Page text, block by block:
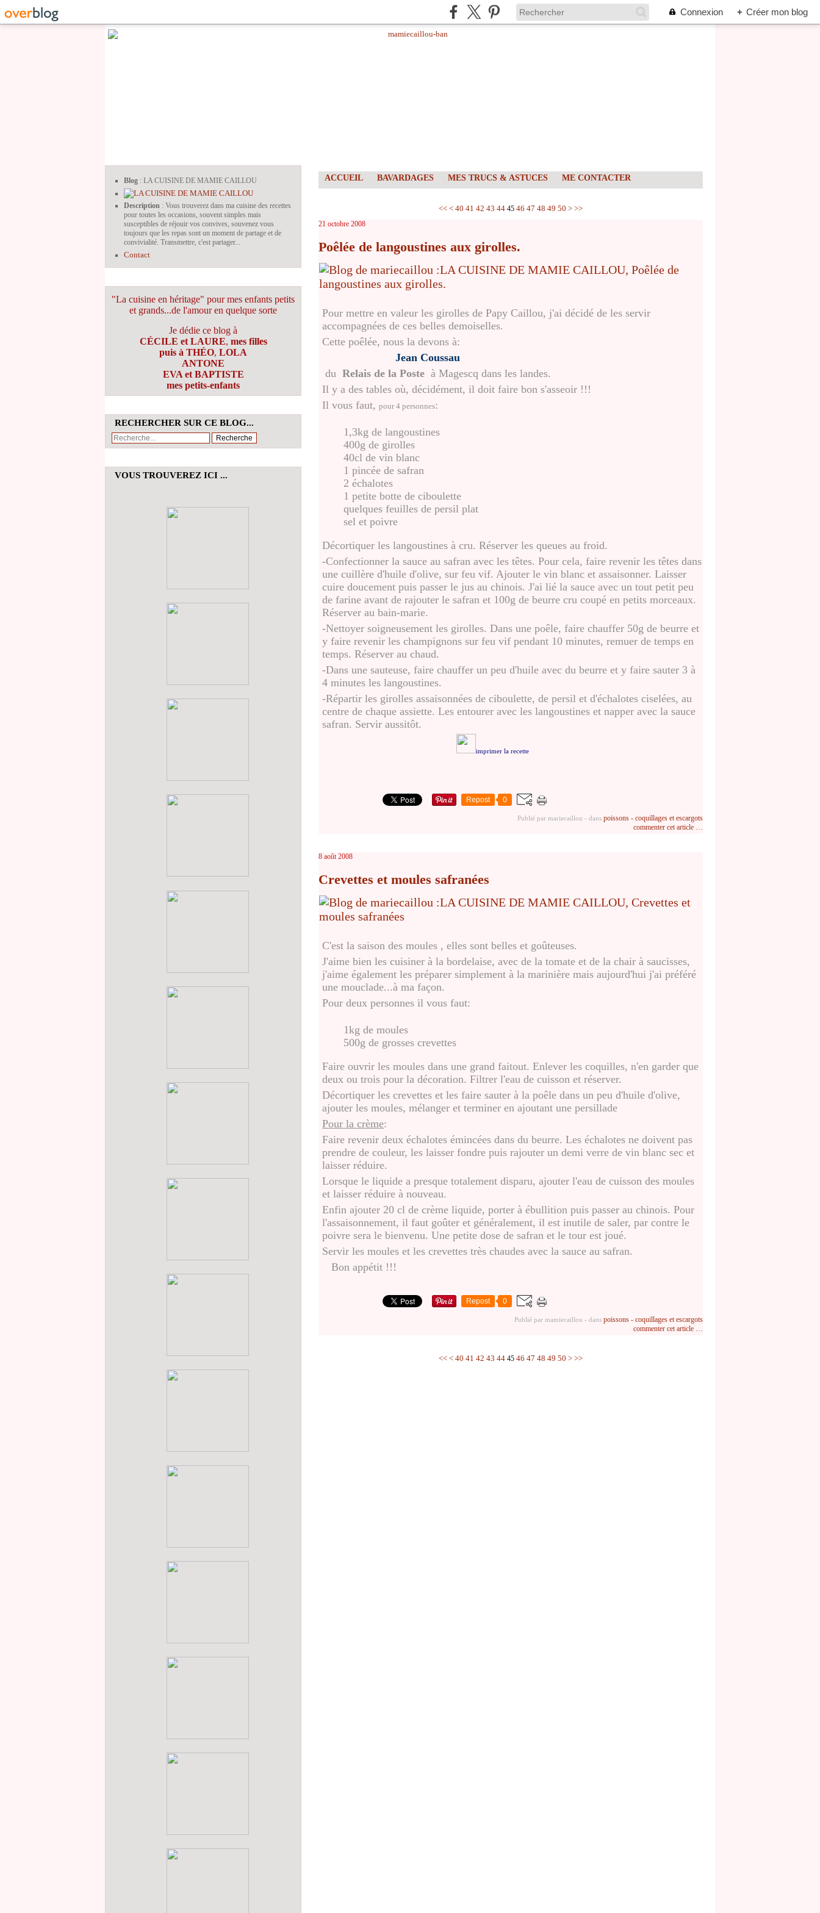
Connexion + Créer mon blog
Blog : LA CUISINE DE MAMIE CAILLOU
Description : Vous trouverez dans ma cuisine des recettes
pour toutes les occasions, souvent simples mais
susceptibles de réjouir vos convives, souvenez vous
toujours que les repas sont un moment de partage et de
convivialité. Transmettre, c'est partager...
Contact
"La cuisine en héritage" pour mes enfants petits
et grands...de l'amour en quelque sorte
Je dédie ce blog à
CÉCILE et LAURE, mes filles
puis à THÉO, LOLA
ANTONE
EVA et BAPTISTE
mes petits-enfants
RECHERCHER SUR CE BLOG...
VOUS TROUVEREZ ICI ...
ACCUEIL BAVARDAGES MES TRUCS & ASTUCES ME CONTACTER
<< < 10
20
30
40 41 42 43 44 45 46 47 48 49 50 > >>
21 octobre 2008
Poêlée de langoustines aux girolles.
Pour mettre en valeur les girolles de Papy Caillou, j'ai décidé de les servir
accompagnées de ces belles demoiselles.
Cette poêlée, nous la devons à:
Jean Coussau
du Relais de la Poste à Magescq dans les landes.
Il y a des tables où, décidément, il doit faire bon s'asseoir !!!
Il vous faut, pour 4 personnes:
1,3kg de langoustines
400g de girolles
40cl de vin blanc
1 pincée de safran
2 échalotes
1 petite botte de ciboulette
quelques feuilles de persil plat
sel et poivre
Décortiquer les langoustines à cru. Réserver les queues au froid.
-Confectionner la sauce au safran avec les têtes. Pour cela, faire revenir les têtes dans
une cuillère d'huile d'olive, sur feu vif. Ajouter le vin blanc et assaisonner. Laisser
cuire doucement puis passer le jus au chinois. J'ai lié la sauce avec un tout petit peu
de farine avant de rajouter le safran et 100g de beurre cru coupé en petits morceaux.
Réserver au bain-marie.
-Nettoyer soigneusement les girolles. Dans une poêle, faire chauffer 50g de beurre et
y faire revenir les champignons sur feu vif pendant 10 minutes, remuer de temps en
temps. Réserver au chaud.
-Dans une sauteuse, faire chauffer un peu d'huile avec du beurre et y faire sauter 3 à
4 minutes les langoustines.
-Répartir les girolles assaisonnées de ciboulette, de persil et d'échalotes ciselées, au
centre de chaque assiette. Les entourer avec les langoustines et napper avec la sauce
safran. Servir aussitôt.
imprimer la recette
Repost 0
Publié par mariecaillou - dans poissons - coquillages et escargots
commenter cet article …
8 août 2008
Crevettes et moules safranées
C'est la saison des moules , elles sont belles et goûteuses.
J'aime bien les cuisiner à la bordelaise, avec de la tomate et de la chair à saucisses,
j'aime également les préparer simplement à la marinière mais aujourd'hui j'ai préféré
une mouclade...à ma façon.
Pour deux personnes il vous faut:
1kg de moules
500g de grosses crevettes
Faire ouvrir les moules dans une grand faitout. Enlever les coquilles, n'en garder que
deux ou trois pour la décoration. Filtrer l'eau de cuisson et réserver.
Décortiquer les crevettes et les faire sauter à la poêle dans un peu d'huile d'olive,
ajouter les moules, mélanger et terminer en ajoutant une persillade
Pour la crème:
Faire revenir deux échalotes émincées dans du beurre. Les échalotes ne doivent pas
prendre de couleur, les laisser fondre puis rajouter un demi verre de vin blanc sec et
laisser réduire.
Lorsque le liquide a presque totalement disparu, ajouter l'eau de cuisson des moules
et laisser réduire à nouveau.
Enfin ajouter 20 cl de crème liquide, porter à ébullition puis passer au chinois. Pour
l'assaisonnement, il faut goûter et généralement, il est inutile de saler, par contre le
poivre sera le bienvenu. Une petite dose de safran et le tour est joué.
Servir les moules et les crevettes très chaudes avec la sauce au safran.
Bon appétit !!!
Repost 0
Publié par mamiecaillou - dans poissons - coquillages et escargots
commenter cet article
<< < 10
20
30
40 41 42 43 44 45 46 47 48 49 50 > >>